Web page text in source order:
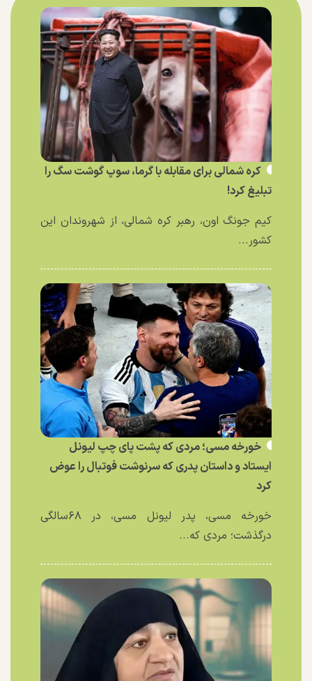
کره شمالی برای مقابله با گرما، سوپ گوشت سگ را
تبلیغ کرد!
کیم جونگ اون، رهبر کره شمالی، از شهروندان این
کشور...
خورخه مسی؛ مردی که پشت پای چپ لیونل
ایستاد و داستان پدری که سرنوشت فوتبال را عوض
کرد
خورخه مسی، پدر لیونل مسی، در ۶۸سالگی
درگذشت؛ مردی که...